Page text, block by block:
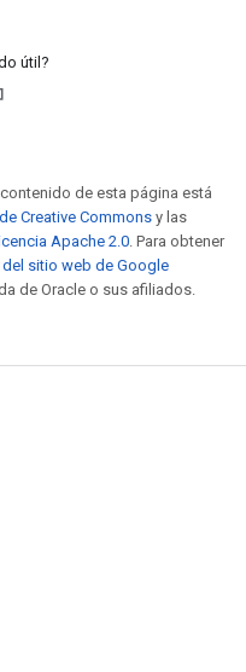
útil?
de esta página está
Creative Commons y las
Apache 2.0. Para obtener
sitio web de Google
de Oracle o sus afiliados.